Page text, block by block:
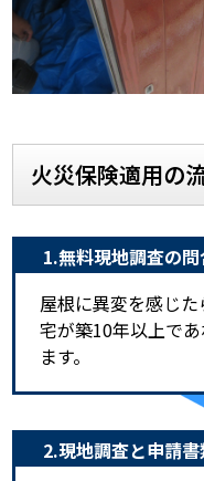
火災保険適用の
1.無料現地調査の
屋根に異変を感じ
宅が築10年以上で
ます。
2.現地調査と申請